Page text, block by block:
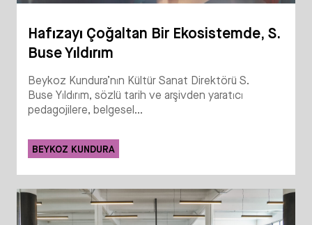
Hafızayı Çoğaltan Bir Ekosistemde, S.
Buse Yıldırım
Beykoz Kundura’nın Kültür Sanat Direktörü S.
Buse Yıldırım, sözlü tarih ve arşivden yaratıcı
pedagojilere, belgesel...
BEYKOZ KUNDURA